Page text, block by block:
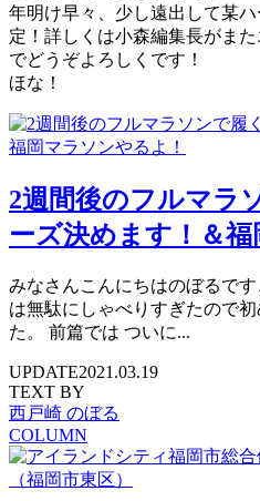
年明け早々、少し遠出して某
定！詳しくは小森編集長がま
でどうぞよろしくです！
ほな！
2週間後のフルマラ
ーズ決めます！＆福
みなさんこんにちはのぼるで
は無駄にしゃべりすぎたので
た。 前篇では ついに...
UPDATE2021.03.19
TEXT BY
西戸崎 のぼる
COLUMN